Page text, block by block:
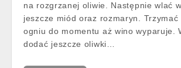
na rozgrzanej oliwie. Następnie wlać
jeszcze miód oraz rozmaryn. Trzymać
ogniu do momentu aż wino wyparuje.
dodać jeszcze oliwki…